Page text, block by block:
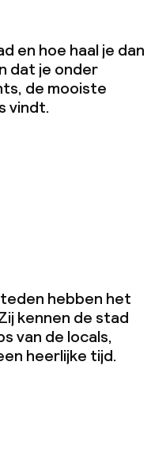
en hoe haal je dan
dat je onder
de mooiste
vindt.
hebben het
kennen de stad
van de locals,
heerlijke tijd.